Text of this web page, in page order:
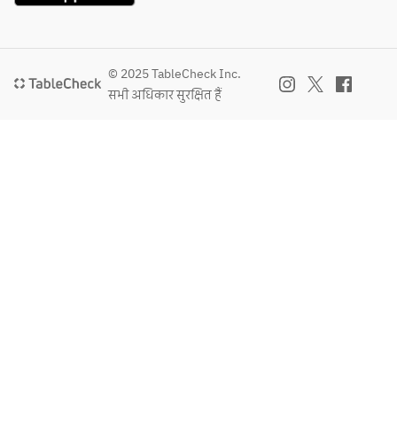
© 2025 TableCheck Inc.
सभी अधिकार सुरक्षित हैं